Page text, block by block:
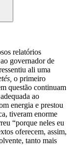
relatórios
governador de
ali uma
o primeiro
questão continuam
ao
energia e prestou
tiveram enorme
“porque neles eu
oferecem, assim,
tanto mais